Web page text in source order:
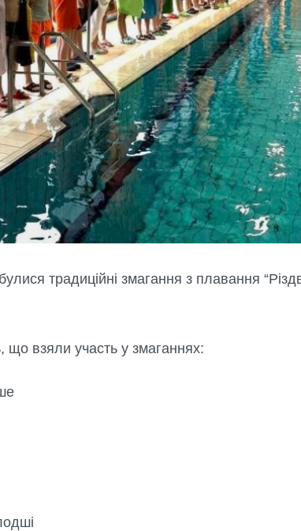
традиційні змагання з плавання
що взяли участь у змаганнях: